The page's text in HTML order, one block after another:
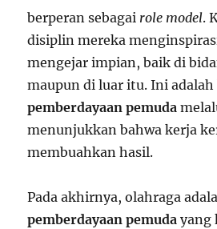
berperan sebagai role model.
disiplin mereka
mengejar impian, baik di
maupun di luar itu. Ini
pemberdayaan pemuda
menunjukkan bahwa kerja
membuahkan hasil.
Pada akhirnya, olahraga
pemberdayaan pemuda yang